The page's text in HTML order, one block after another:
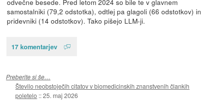
samostalniki (79,2 odstotka), odtlej pa glagoli (66 odstotkov) in
pridevniki (14 odstotkov). Tako pišejo LLM-ji.
17 komentarjev
Preberite si še…
Število neobstoječih citatov v biomedicinskih znanstvenih člankih
poletelo ::25. maj 2026